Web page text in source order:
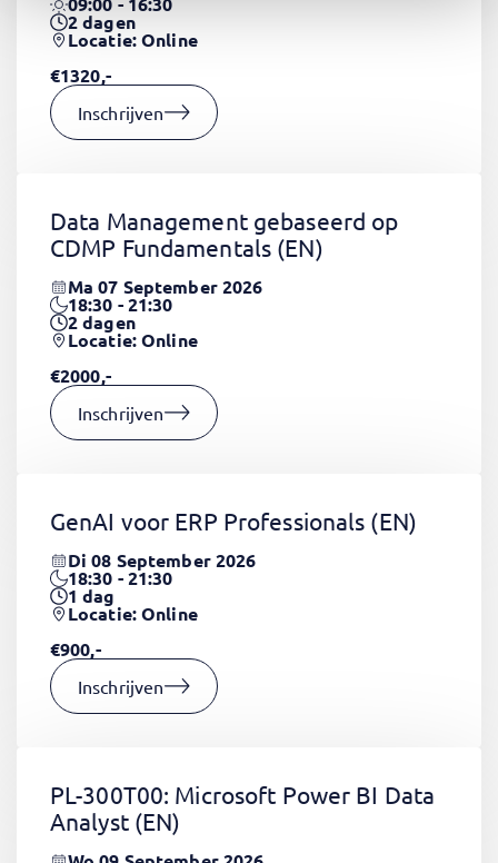
2dagen
Locatie: Online
€1320,-
Inschrijven
Data Management gebaseerd op
CDMP Fundamentals (EN)
Ma 07 September 2026
18:30 - 21:30
2dagen
Locatie: Online
€2000,-
Inschrijven
GenAI voor ERP Professionals (EN)
Di 08 September 2026
18:30 - 21:30
1dag
Locatie: Online
€900,-
Inschrijven
PL-300T00: Microsoft Power BI Data
Analyst (EN)